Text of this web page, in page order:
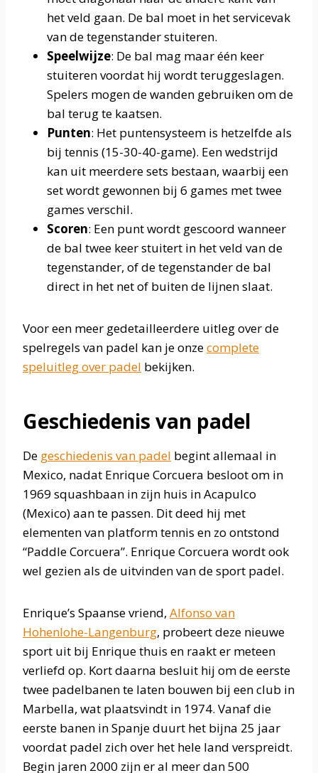
het veld gaan. De bal moet in het servicevak
van de tegenstander stuiteren.
Speelwijze: De bal mag maar één keer
stuiteren voordat hij wordt teruggeslagen.
Spelers mogen de wanden gebruiken om de
bal terug te kaatsen.
Punten: Het puntensysteem is hetzelfde als
bij tennis (15-30-40-game). Een wedstrijd
kan uit meerdere sets bestaan, waarbij een
set wordt gewonnen bij 6 games met twee
games verschil.
Scoren: Een punt wordt gescoord wanneer
de bal twee keer stuitert in het veld van de
tegenstander, of de tegenstander de bal
direct in het net of buiten de lijnen slaat.
Voor een meer gedetailleerdere uitleg over de
spelregels van padel kan je onzecomplete
speluitleg over padel bekijken.
Geschiedenis van padel
De geschiedenis van padel begint allemaal in
Mexico, nadat Enrique Corcuera besloot om in
1969 squashbaan in zijn huis in Acapulco
(Mexico) aan te passen. Dit deed hij met
elementen van platform tennis en zo ontstond
“Paddle Corcuera”. Enrique Corcuera wordt ook
wel gezien als de uitvinden van de sport padel.
Enrique’s Spaanse vriend, Alfonso van
Hohenlohe-Langenburg, probeert deze nieuwe
sport uit bij Enrique thuis en raakt er meteen
verliefd op. Kort daarna besluit hij om de eerste
twee padelbanen te laten bouwen bij een club in
Marbella, wat plaatsvindt in 1974. Vanaf die
eerste banen in Spanje duurt het bijna 25 jaar
voordat padel zich over het hele land verspreidt.
Begin jaren 2000 zijn er al meer dan 500